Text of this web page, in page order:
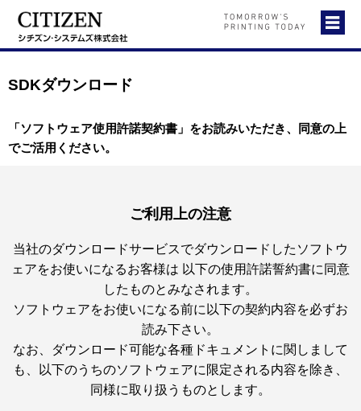
SDKダウンロード
「ソフトウェア使用許諾契約書」をお読みいただき、同意の上
でご活用ください。
ご利用上の注意
当社のダウンロードサービスでダウンロードしたソフトウ
ェアをお使いになるお客様は 以下の使用許諾誓約書に同意
したものとみなされます。
ソフトウェアをお使いになる前に以下の契約内容を必ずお
読み下さい。
なお、ダウンロード可能な各種ドキュメントに関しまして
も、
以下のうちのソフトウェアに限定される内容を除き、
同様に取り扱うものとします。